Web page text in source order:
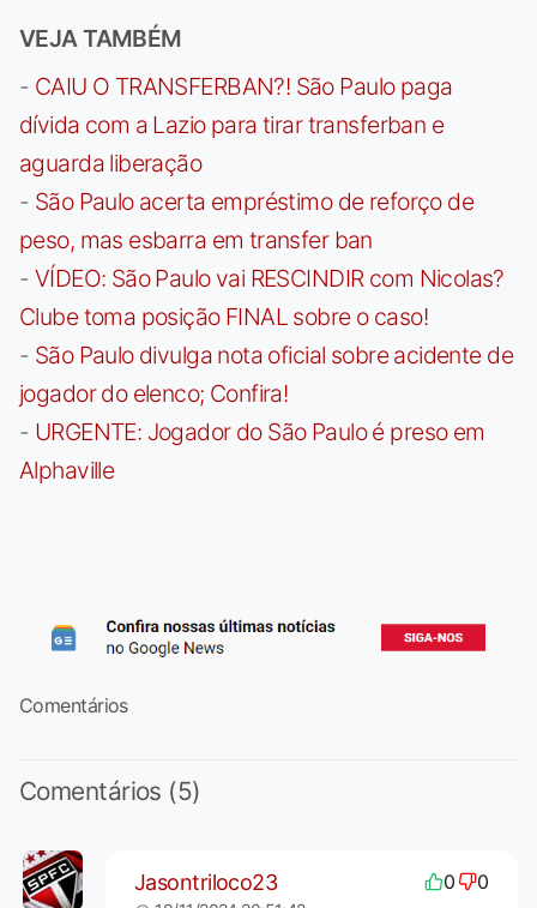
VEJA TAMBÉM
- CAIU O TRANSFERBAN?! São Paulo paga
dívida com a Lazio para tirar transferban e
aguarda liberação
- São Paulo acerta empréstimo de reforço de
peso, mas esbarra em transfer ban
- VÍDEO: São Paulo vai RESCINDIR com Nicolas?
Clube toma posição FINAL sobre o caso!
- São Paulo divulga nota oficial sobre acidente de
jogador do elenco; Confira!
- URGENTE: Jogador do São Paulo é preso em
Alphaville
Comentários
Comentários (5)
Jasontriloco23 0 0